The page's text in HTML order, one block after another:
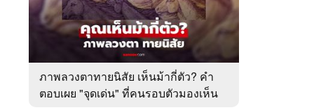
ภาพลวงตาทายนิสัย เห็นม้ากี่ตัว? คำ
ตอบเผย "จุดเด่น" ที่คนรอบตัวมองเห็น